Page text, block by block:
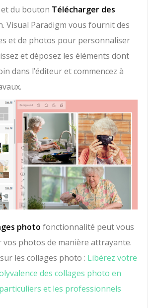
et du bouton Télécharger des
Visual Paradigm vous fournit des
et de photos pour personnaliser
et déposez les éléments dont
dans l’éditeur et commencez à
photo fonctionnalité peut vous
vos photos de manière attrayante.
les collages photo : Libérez votre
des collages photo en
et les professionnels